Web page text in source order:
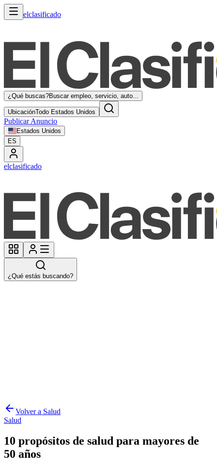
elclasificado
¿Qué buscas?Buscar empleo, servicio, auto...
UbicaciónTodo Estados Unidos
Publicar Anuncio
Estados Unidos
ES
elclasificado
¿Qué estás buscando?
Volver a Salud
Salud
10 propósitos de salud para mayores de
50 años